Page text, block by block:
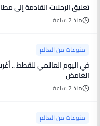
تعليق الرحلات القادمة إلى
منذ 2 ساعة
منوعات من العالم
الغامض
منذ 2 ساعة
منوعات من العالم